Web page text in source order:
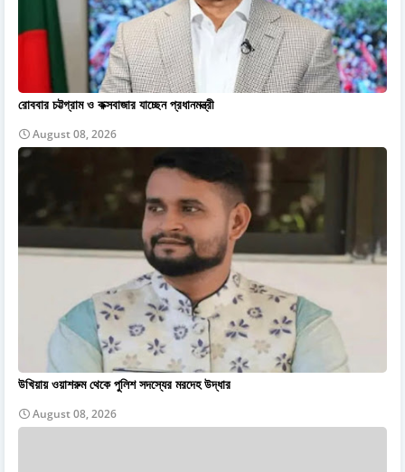
রোববার চট্টগ্রাম ও কক্সবাজার যাচ্ছেন প্রধানমন্ত্রী
August 08, 2026
উখিয়ায় ওয়াশরুম থেকে পুলিশ সদস্যের মরদেহ উদ্ধার
August 08, 2026